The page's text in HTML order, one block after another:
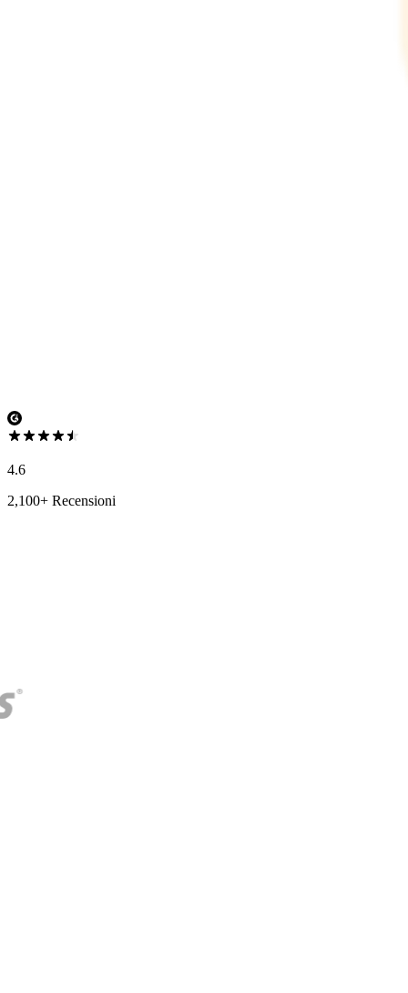
4.6
2,100+ Recensioni